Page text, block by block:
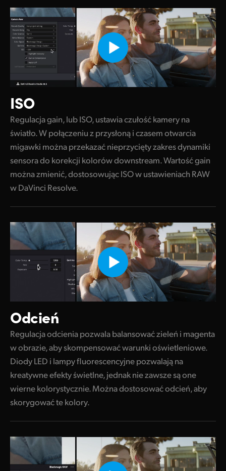
ISO
Regulacja gain, lub ISO, ustawia czułość kamery na
światło. W połączeniu z przysłoną i czasem otwarcia
migawki można przekazać nieprzycięty zakres dynamiki
sensora do korekcji kolorów downstream. Wartość gain
można zmienić, dostosowując ISO w ustawieniach RAW
w DaVinci Resolve.
Odcień
Regulacja odcienia pozwala balansować zieleń i magenta
w obrazie, aby skompensować warunki oświetleniowe.
Diody LED i lampy fluorescencyjne pozwalają na
kreatywne efekty świetlne, jednak nie zawsze są one
wierne kolorystycznie. Można dostosować odcień, aby
skorygować te kolory.